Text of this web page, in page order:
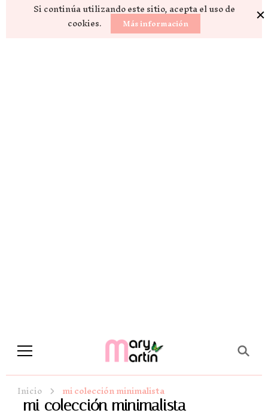
Si continúa utilizando este sitio, acepta el uso de
cookies. Más información
Novela Romántica y Lifestyle
Inicio mi colección minimalista
mi colección minimalista